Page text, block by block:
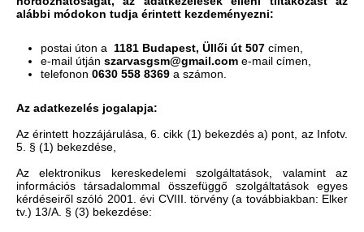
alábbi módokon tudja érintett kezdeményezni:
postai úton a 1181 Budapest, Üllői út 507 címen,
e-mail útján szarvasgsm@gmail.com e-mail címen,
telefonon 0630 558 8369 a számon.
Az adatkezelés jogalapja:
Az érintett hozzájárulása, 6. cikk (1) bekezdés a) pont, az Infotv.
5. § (1) bekezdése,
Az elektronikus kereskedelemi szolgáltatások, valamint az
információs társadalommal összefüggő szolgáltatások egyes
kérdéseiről szóló 2001. évi CVIII. törvény (a továbbiakban: Elker
tv.) 13/A. § (3) bekezdése: